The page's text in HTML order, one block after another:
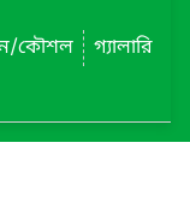
কৌশল
গ্যালারি